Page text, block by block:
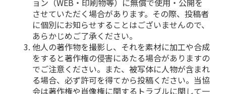
ョン（WEB・印刷物等）に無償で使用・公開を
させていただく場合があります。その際、投稿者
に個別にお知らせすることはございませんので、
あらかじめご了承ください。
他人の著作物を撮影し、それを素材に加工や合成
をすると著作権の侵害にあたる場合がありますの
でご注意ください。また、被写体に人物が含まれ
る場合、必ず許可を得てから投稿ください。当協
会は著作権や肖像権に関するトラブルに関して一